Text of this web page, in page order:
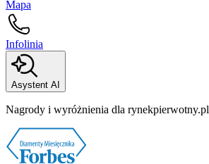
Mapa
Infolinia
Asystent AI
Nagrody i wyróżnienia dla rynekpierwotny.pl